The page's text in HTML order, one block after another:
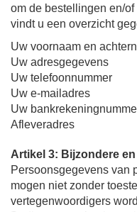
om de bestellingen en/
vindt u een overzicht
Uw voornaam en
Uw adresgegevens
Uw telefoonnummer
Uw e-mailadres
Uw
Afleveradres
Artikel 3: Bijzondere
Persoonsgegevens van
mogen niet zonder
vertegenwoordigers